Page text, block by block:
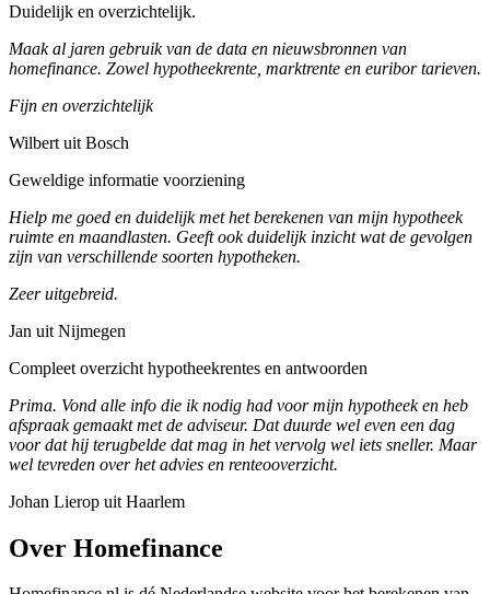
Duidelijk en overzichtelijk.
Maak al jaren gebruik van de data en nieuwsbronnen van
homefinance. Zowel hypotheekrente, marktrente en euribor tarieven.
Fijn en overzichtelijk
Wilbert uit Bosch
Geweldige informatie voorziening
Hielp me goed en duidelijk met het berekenen van mijn hypotheek
ruimte en maandlasten. Geeft ook duidelijk inzicht wat de gevolgen
zijn van verschillende soorten hypotheken.
Zeer uitgebreid.
Jan uit Nijmegen
Compleet overzicht hypotheekrentes en antwoorden
Prima. Vond alle info die ik nodig had voor mijn hypotheek en heb
afspraak gemaakt met de adviseur. Dat duurde wel even een dag
voor dat hij terugbelde dat mag in het vervolg wel iets sneller. Maar
wel tevreden over het advies en renteooverzicht.
Johan Lierop uit Haarlem
Over Homefinance